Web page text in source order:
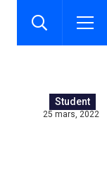
Student
25 mars, 2022